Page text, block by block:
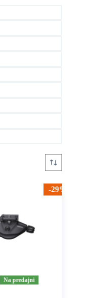
-29%
Na predajni